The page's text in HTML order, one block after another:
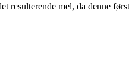
resulterende mel, da denne